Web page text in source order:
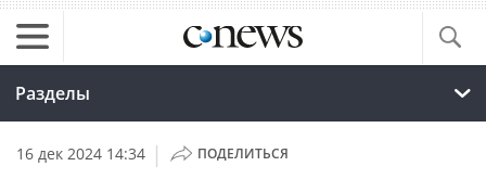
Разделы
16 дек 2024 14:34 | ПОДЕЛИТЬСЯ